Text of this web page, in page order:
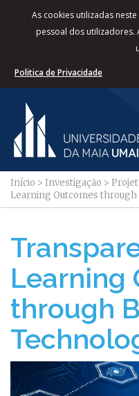
As cookies utilizadas
pessoal dos utilizadores.
Politica de Privacidade
Início > Investigação >
Learning Outcomes
Learning
through